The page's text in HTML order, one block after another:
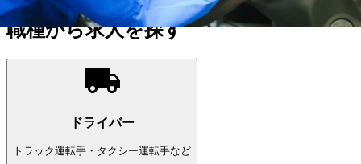
職種から求人を探す
ドライバー
トラック運転手・タクシー運転手など